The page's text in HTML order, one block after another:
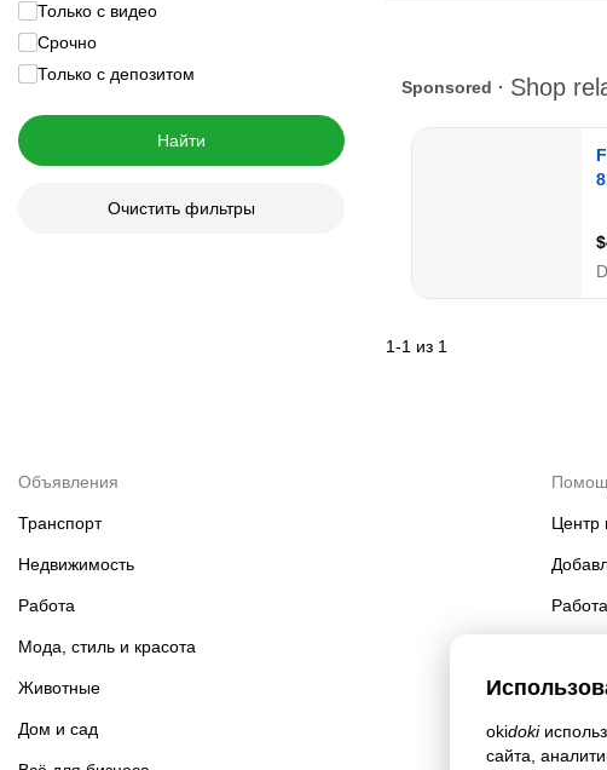
1-1 из 1
Только с видео
Срочно
Только с депозитом
Найти
Очистить фильтры
okidoki
сайта,
Объявления
Транспорт
Недвижимость
Работа
Мода, стиль и красота
Животные
Дом и сад
Центр